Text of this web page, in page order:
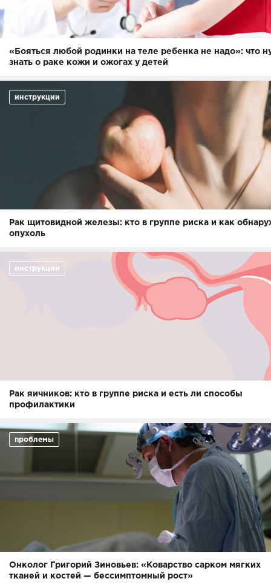
«Бояться любой родинки на теле ребенка не надо»: что
знать о раке кожи и ожогах у детей
инструкции
Рак щитовидной железы: кто в группе риска и как
опухоль
инструкции
Рак яичников: кто в группе риска и есть ли способы
профилактики
проблемы
Онколог Григорий Зиновьев: «Коварство сарком мягких
тканей и костей — бессимптомный рост»